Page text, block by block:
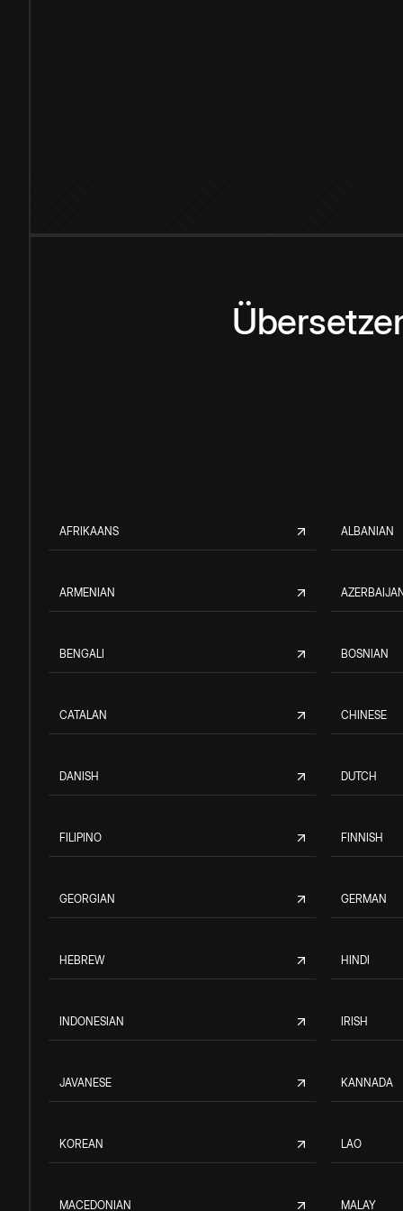
AFRIKAANS ALBANIAN
ARMENIAN
BENGALI BOSNIAN
CATALAN CHINESE
DANISH DUTCH
FILIPINO FINNISH
GEORGIAN GERMAN
HEBREW HINDI
INDONESIAN IRISH
JAVANESE KANNADA
KOREAN LAO
MACEDONIAN MALAY